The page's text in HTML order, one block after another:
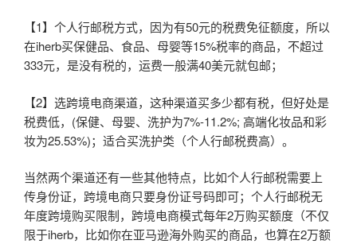
【1】个人行邮税方式，因为有50元的税费免征额度，所以
在iherb买保健品、食品、母婴等15%税率的商品，不超过
333元，是没有税的，运费一般满40美元就包邮；
【2】选跨境电商渠道，这种渠道买多少都有税，但好处是
税费低，(保健、母婴、洗护为7%-11.2%; 高端化妆品和彩
妆为25.53%)；适合买洗护类（个人行邮税费高）。
当然两个渠道还有一些其他特点，比如个人行邮税需要上
传身份证，跨境电商只要身份证号码即可；个人行邮税无
年度跨境购买限制，跨境电商模式每年2万购买额度（不仅
限于iherb，比如你在亚马逊海外购买的商品，也算在2万额